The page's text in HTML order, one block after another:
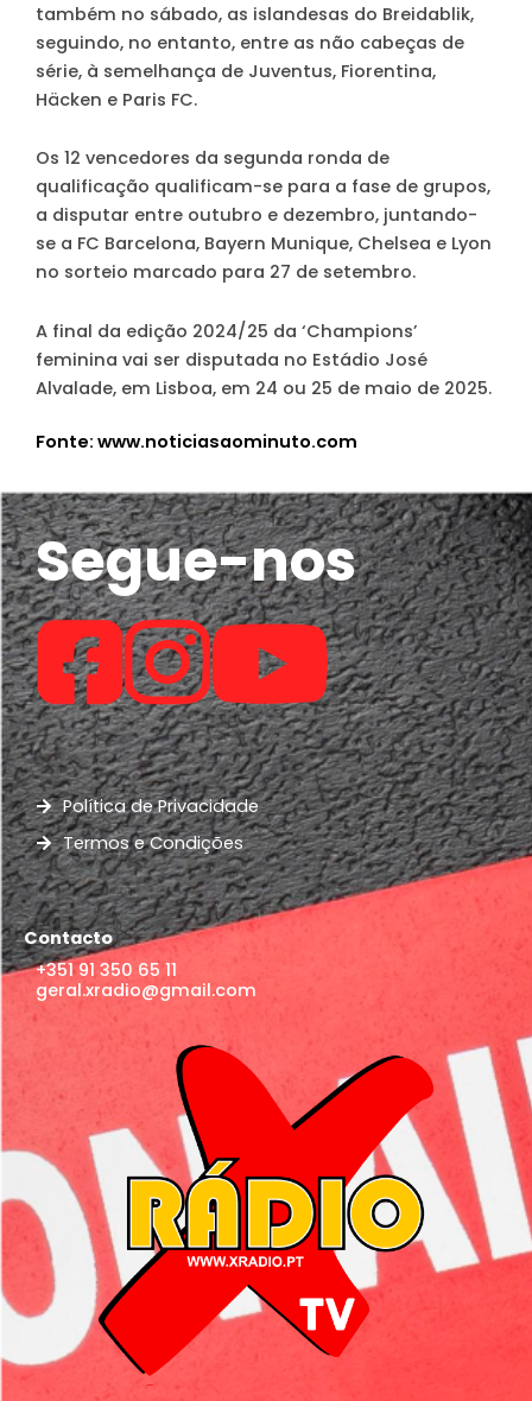
também no sábado, as islandesas do Breidablik,
seguindo, no entanto, entre as não cabeças de
série, à semelhança de Juventus, Fiorentina,
Häcken e Paris FC.
Os 12 vencedores da segunda ronda de
qualificação qualificam-se para a fase de grupos,
a disputar entre outubro e dezembro, juntando-
se a FC Barcelona, Bayern Munique, Chelsea e Lyon
no sorteio marcado para 27 de setembro.
A final da edição 2024/25 da ‘Champions’
feminina vai ser disputada no Estádio José
Alvalade, em Lisboa, em 24 ou 25 de maio de 2025.
Fonte: www.noticiasaominuto.com
Segue-nos
Política de Privacidade
Termos e Condições
Contacto
+351 91 350 65 11
geral.xradio@gmail.com